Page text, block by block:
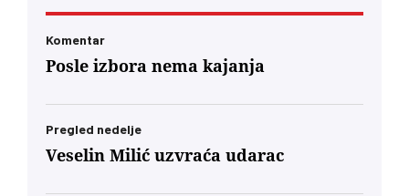
Komentar
Posle izbora nema kajanja
Pregled nedelje
Veselin Milić uzvraća udarac